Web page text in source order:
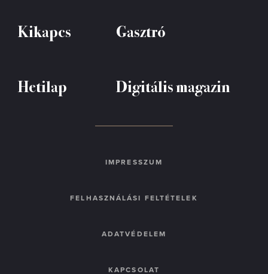
Kikapcs Gasztró
Hetilap Digitális magazin
IMPRESSZUM
FELHASZNÁLÁSI FELTÉTELEK
ADATVÉDELEM
KAPCSOLAT